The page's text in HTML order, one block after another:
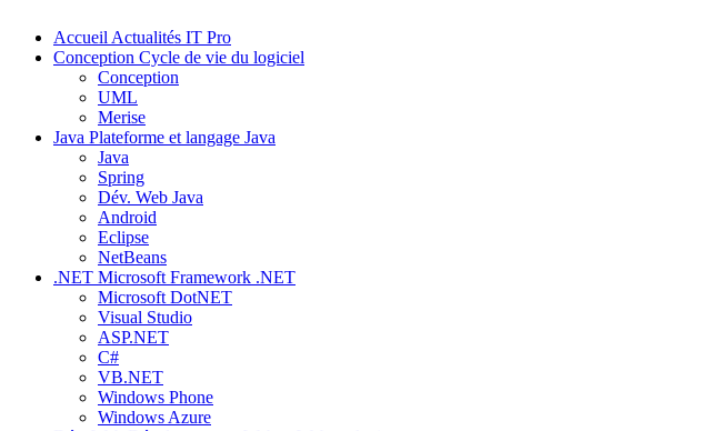
Accueil Actualités IT Pro
Conception Cycle de vie du logiciel
Conception
UML
Merise
Java Plateforme et langage Java
Java
Spring
Dév. Web Java
Android
Eclipse
NetBeans
.NET Microsoft Framework .NET
Microsoft DotNET
Visual Studio
ASP.NET
C#
VB.NET
Windows Phone
Windows Azure